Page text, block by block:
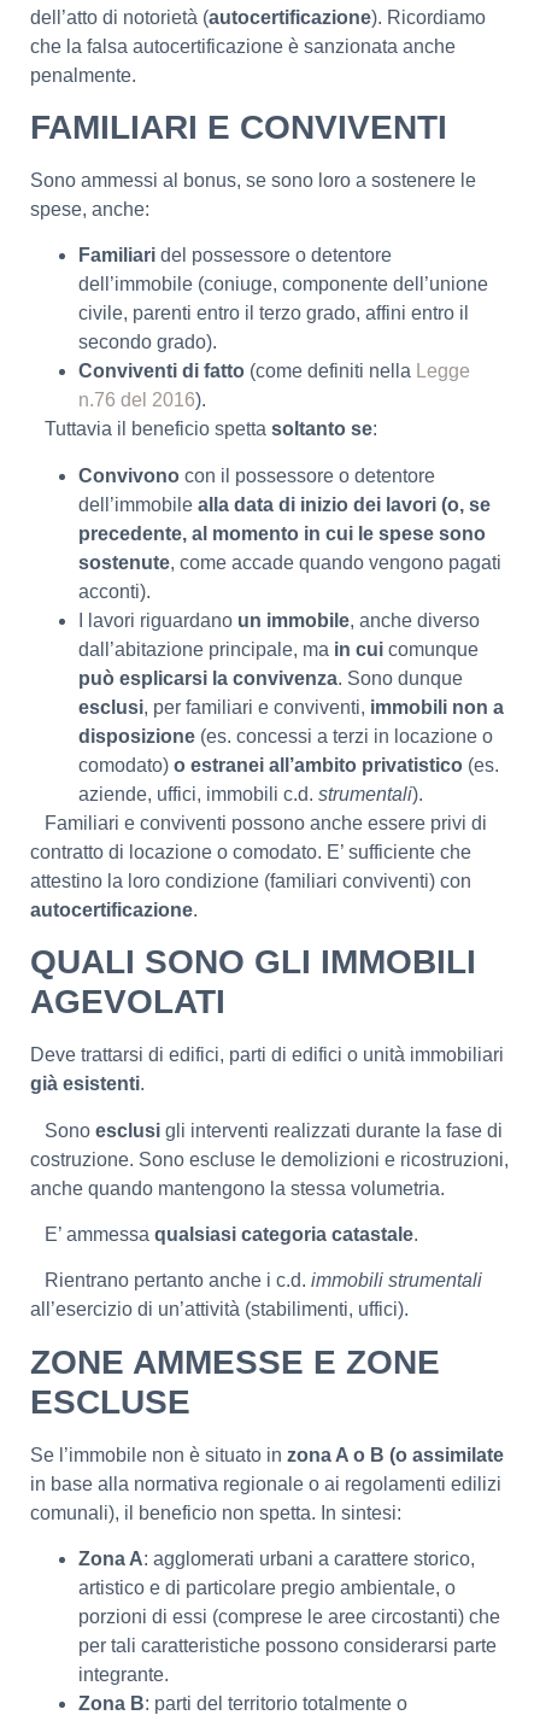
dell’atto di notorietà (autocertificazione). Ricordiamo
che la falsa autocertificazione è sanzionata anche
penalmente.
FAMILIARI E CONVIVENTI
Sono ammessi al bonus, se sono loro a sostenere le
spese, anche:
Familiari del possessore o detentore
dell’immobile (coniuge, componente dell’unione
civile, parenti entro il terzo grado, affini entro il
secondo grado).
Conviventi di fatto (come definiti nella Legge
n.76 del 2016).
Tuttavia il beneficio spetta soltanto se:
Convivono con il possessore o detentore
dell’immobile alla data di inizio dei lavori (o, se
precedente, al momento in cui le spese sono
sostenute, come accade quando vengono pagati
acconti).
I lavori riguardano un immobile, anche diverso
dall’abitazione principale, ma in cui comunque
può esplicarsi la convivenza. Sono dunque
esclusi, per familiari e conviventi, immobili non a
disposizione (es. concessi a terzi in locazione o
comodato) o estranei all’ambito privatistico (es.
aziende, uffici, immobili c.d. strumentali).
Familiari e conviventi possono anche essere privi di
contratto di locazione o comodato. E’ sufficiente che
attestino la loro condizione (familiari conviventi) con
autocertificazione.
QUALI SONO GLI IMMOBILI
AGEVOLATI
Deve trattarsi di edifici, parti di edifici o unità immobiliari
già esistenti.
Sono esclusi gli interventi realizzati durante la fase di
costruzione. Sono escluse le demolizioni e ricostruzioni,
anche quando mantengono la stessa volumetria.
E’ ammessa qualsiasi categoria catastale.
Rientrano pertanto anche i c.d. immobili strumentali
all’esercizio di un’attività (stabilimenti, uffici).
ZONE AMMESSE E ZONE
ESCLUSE
Se l’immobile non è situato in zona A o B (o assimilate
in base alla normativa regionale o ai regolamenti edilizi
comunali), il beneficio non spetta. In sintesi:
Zona A: agglomerati urbani a carattere storico,
artistico e di particolare pregio ambientale, o
porzioni di essi (comprese le aree circostanti) che
per tali caratteristiche possono considerarsi parte
integrante.
Zona B: parti del territorio totalmente o